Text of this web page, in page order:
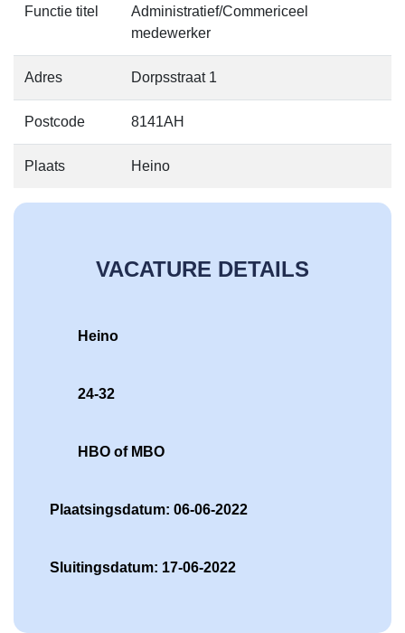
Functie titel
Administratief/Commericeel
medewerker
Adres Dorpsstraat 1
Postcode 8141AH
Plaats Heino
VACATURE DETAILS
Heino
24-32
HBO of MBO
Plaatsingsdatum: 06-06-2022
Sluitingsdatum: 17-06-2022